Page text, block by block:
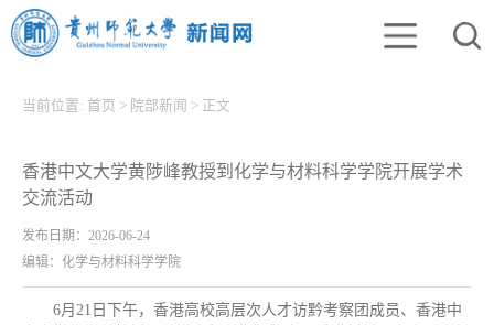
当前位置: 首页 > 院部新闻 > 正文
香港中文大学黄陟峰教授到化学与材料科学学院开展学术
交流活动
发布日期：2026-06-24
编辑：化学与材料科学学院
6月21日下午，香港高校高层次人才访黔考察团成员、香港中